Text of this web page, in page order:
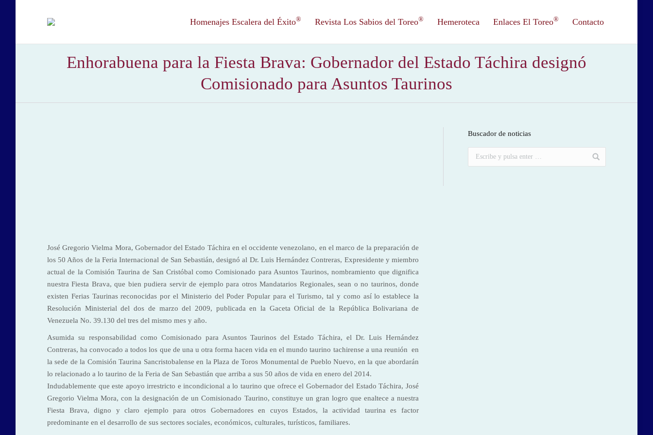
Homenajes Escalera del Éxito® Revista Los Sabios del Toreo® Hemeroteca Enlaces El Toreo® Contacto
Enhorabuena para la Fiesta Brava: Gobernador del Estado Táchira designó
Comisionado para Asuntos Taurinos
José Gregorio Vielma Mora, Gobernador del Estado Táchira en el occidente venezolano, en el marco de la preparación de
los 50 Años de la Feria Internacional de San Sebastián, designó al Dr. Luis Hernández Contreras, Expresidente y miembro
actual de la Comisión Taurina de San Cristóbal como Comisionado para Asuntos Taurinos, nombramiento que dignifica
nuestra Fiesta Brava, que bien pudiera servir de ejemplo para otros Mandatarios Regionales, sean o no taurinos, donde
existen Ferias Taurinas reconocidas por el Ministerio del Poder Popular para el Turismo, tal y como así lo establece la
Resolución Ministerial del dos de marzo del 2009, publicada en la Gaceta Oficial de la República Bolivariana de
Venezuela No. 39.130 del tres del mismo mes y año.
Asumida su responsabilidad como Comisionado para Asuntos Taurinos del Estado Táchira, el Dr. Luis Hernández
Contreras, ha convocado a todos los que de una u otra forma hacen vida en el mundo taurino tachirense a una reunión en
la sede de la Comisión Taurina Sancristobalense en la Plaza de Toros Monumental de Pueblo Nuevo, en la que abordarán
lo relacionado a lo taurino de la Feria de San Sebastián que arriba a sus 50 años de vida en enero del 2014.
Indudablemente que este apoyo irrestricto e incondicional a lo taurino que ofrece el Gobernador del Estado Táchira, José
Gregorio Vielma Mora, con la designación de un Comisionado Taurino, constituye un gran logro que enaltece a nuestra
Fiesta Brava, digno y claro ejemplo para otros Gobernadores en cuyos Estados, la actividad taurina es factor
predominante en el desarrollo de sus sectores sociales, económicos, culturales, turísticos, familiares.
Buscador de noticias